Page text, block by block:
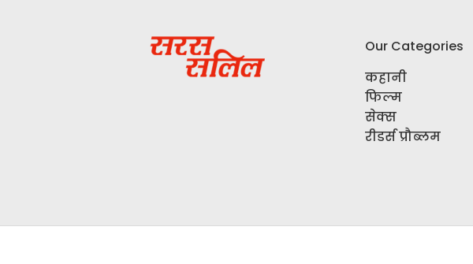
Films:
रोमांस
Our Categories
कहानी
फिल्म
सेक्स
रीडर्स प्रौब्लम